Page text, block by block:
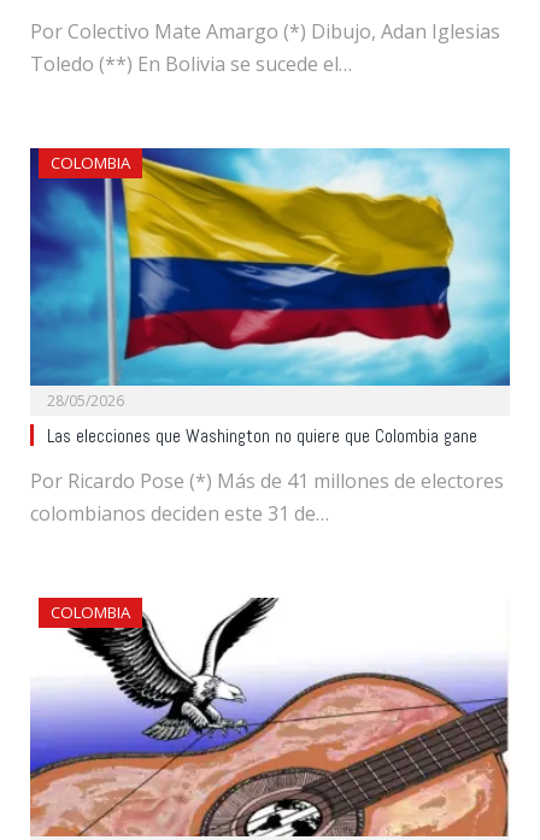
Por Colectivo Mate Amargo (*) Dibujo, Adan Iglesias
Toledo (**) En Bolivia se sucede el…
COLOMBIA
28/05/2026
Las elecciones que Washington no quiere que Colombia gane
Por Ricardo Pose (*) Más de 41 millones de electores
colombianos deciden este 31 de…
COLOMBIA